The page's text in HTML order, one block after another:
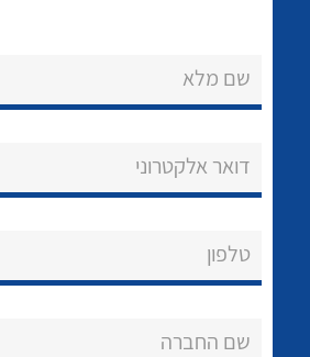
נקודות מכירה
לכל מוצרי היצרן
שם מלא
דואר אלקטרוני
טלפון
שם החברה